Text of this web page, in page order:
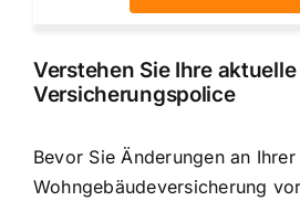
Verstehen Sie Ihre aktuelle
Versicherungspolice
Bevor Sie Änderungen an Ihrer
Wohngebäudeversicherung